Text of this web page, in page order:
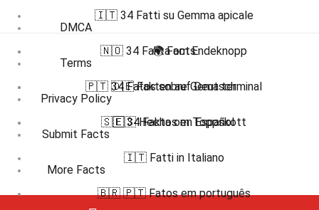
DMCA
Terms
Privacy Policy
Submit Facts
More Facts
🇮🇹 34 Fatti su Gemma apicale
🇳🇴 34 Fakta om Endeknopp
🇵🇹 34 Fatos sobre Gema terminal
🇸🇪 34 Fakta om Toppskott
🌍 Facts
🇩🇪 Fakten auf Deutsch
🇪🇸 Hechos en Español
🇮🇹 Fatti in Italiano
🇧🇷 🇵🇹 Fatos em português